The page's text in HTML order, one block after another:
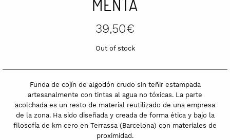
MENTA
39,50€
Out of stock
Funda de cojín de algodón crudo sin teñir estampada
artesanalmente con tintas al agua no tóxicas. La parte
acolchada es un resto de material reutilizado de una empresa
de la zona. Ha sido diseñada y creada de forma ética y bajo la
filosofía de km cero en Terrassa (Barcelona) con materiales de
proximidad.